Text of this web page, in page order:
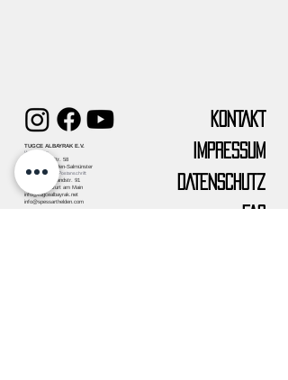
TUGCE ALBAYRAK E.V.
Vereinssitz:
Frankfurter Str. 58
63628 Bad Soden-Salmünster
Verwaltungssitz/Postanschrift:
Eckenheimer landstr. 91
60318 Frankfurt am Main
info@tugcealbayrak.net
info@spessarthelden.com
KONTAKT
IMPRESSUM
DATENSCHUTZ
FAQ